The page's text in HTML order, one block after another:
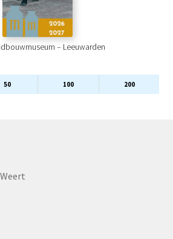
– Leeuwarden
50 100 200